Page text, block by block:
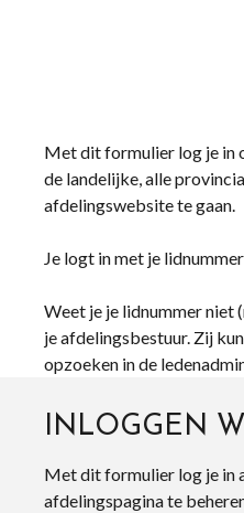
Met dit formulier log je in
de landelijke, alle
afdelingswebsite te gaan.
Je logt in met je
Weet je je lidnummer niet
je afdelingsbestuur. Zij
opzoeken in de
INLOGGEN
Met dit formulier log je in
afdelingspagina te